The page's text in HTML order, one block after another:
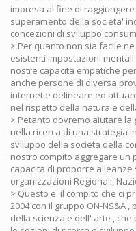
impresa al fine di
superamento della societa'
concezioni di sviluppo
> Per quanto non sia facile
esistenti impostazioni
nostre capacita empatiche
anche persone di diversa
internet e delineare ed
nel rispetto della natura e
> Petanto dovremo aiutare la
nella ricerca di una strategia
sviluppo della societa della
nostro compito aggregare un
capacita di proporre
organizzazioni Regionali,
> Questo e' il compito che ci
2004 con il gruppo ON-NS&A
della scienza e dell' arte ,